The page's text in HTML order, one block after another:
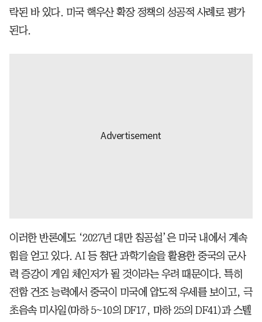
락된 바 있다. 미국 핵우산 확장 정책의 성공적 사례로 평가
된다.
이러한 반론에도 ‘2027년 대만 침공설’은 미국 내에서 계속
힘을 얻고 있다. AI 등 첨단 과학기술을 활용한 중국의 군사
력 증강이 게임 체인저가 될 것이라는 우려 때문이다. 특히
전함 건조 능력에서 중국이 미국에 압도적 우세를 보이고, 극
초음속 미사일(마하 5~10의 DF17, 마하 25의 DF41)과 스텔